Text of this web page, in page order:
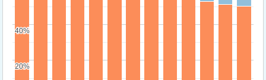
20%
20%
40%
40%